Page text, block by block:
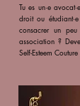
Tu es un·e
droit ou
consacrer un
association ?
Self-Esteem Couture